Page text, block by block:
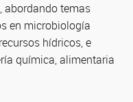
abordando temas
en microbiología
hídricos, e
química, alimentaria